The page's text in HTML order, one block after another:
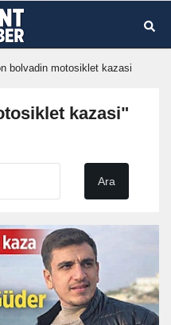
bolvadin motosiklet kazasi
kazasi"